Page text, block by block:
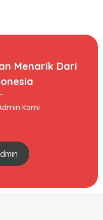
Menarik Dari
Kami